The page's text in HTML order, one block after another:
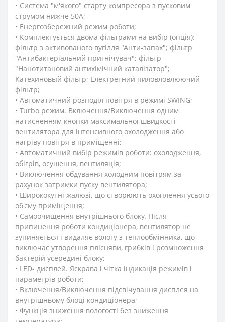
• Система "м'якого" старту компресора з пусковим
струмом нижче 50А;
• Енергозбережний режим роботи;
• Комплектується двома фільтрами на вибір (опція):
фільтр з активованого вугілля "Анти-запах"; фільтр
"Антибактеріальний пригнічувач"; фільтр
"Нанотитановий антихімічний каталізатор";
Катехиновый фільтр; Електретний пиловловлюючий
фільтр;
• Автоматичний розподіл повітря в режимі SWING;
• Turbo режим. Включення/Виключення одним
натисненням кнопки максимальної швидкості
вентилятора для інтенсивного охолодження або
нагріву повітря в приміщенні;
• Автоматичний вибір режимів роботи: охолодження,
обігрів, осушення, вентиляція;
• Виключення обдування холодним повітрям за
рахунок затримки пуску вентилятора;
• Ширококутні жалюзі, що створюють охоплення усього
об'єму приміщення;
• Самоочищення внутрішнього блоку. Після
припинення роботи кондиціонера, вентилятор не
зупиняється і видаляє вологу з теплообмінника, що
виключає утворення плісняви, грибків і розмноження
бактерій усередині блоку;
• LED- дисплей. Яскрава і чітка індикація режимів і
параметрів роботи;
• Включення/Виключення підсвічування дисплея на
внутрішньому блоці кондиціонера;
• Функція зниження вологості без зниження